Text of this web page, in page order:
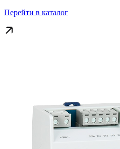
Перейти в каталог